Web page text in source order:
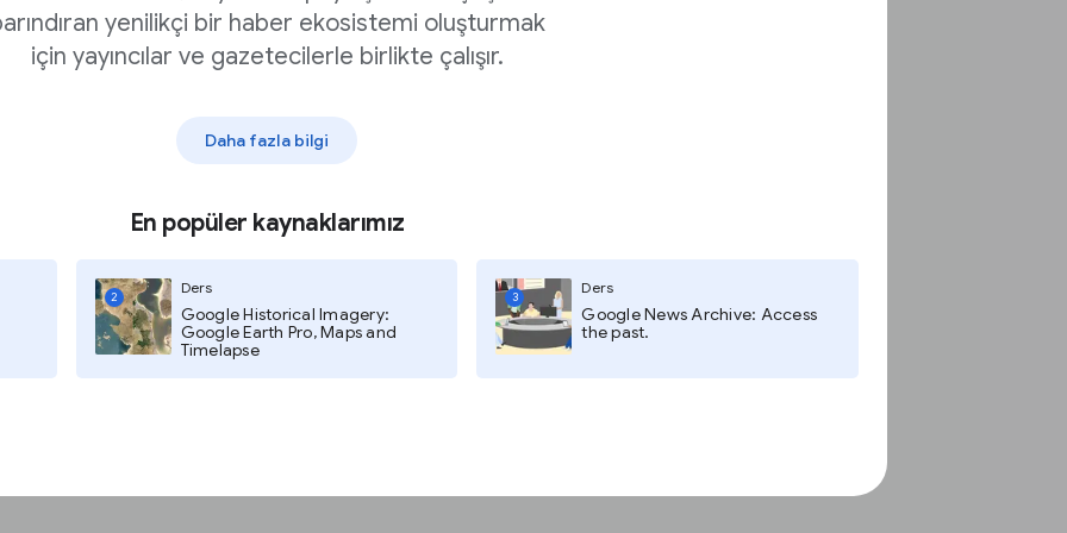
yenilikçi bir haber ekosistemi oluşturmak
için yayıncılar ve gazetecilerle birlikte çalışır.
Daha fazla bilgi
En popüler kaynaklarımız
2
Ders
Google Historical Imagery:
Google Earth Pro, Maps and
Timelapse
3
Ders
Google News Archive: Access
the past.
Trafik
görmek için
web bildirimlerinden
görünmez.
gerekmediğini